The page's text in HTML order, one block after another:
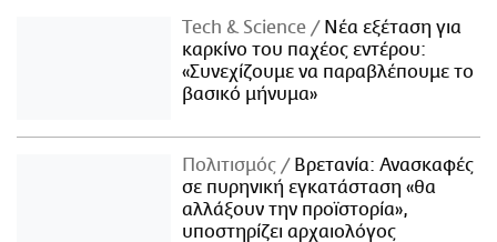
Τech & Science
Νέα εξέταση για
καρκίνο του παχέος εντέρου:
«Συνεχίζουμε να παραβλέπουμε το
βασικό μήνυμα»
Πολιτισμός
Βρετανία: Ανασκαφές
σε πυρηνική εγκατάσταση «θα
αλλάξουν την προϊστορία»,
υποστηρίζει αρχαιολόγος